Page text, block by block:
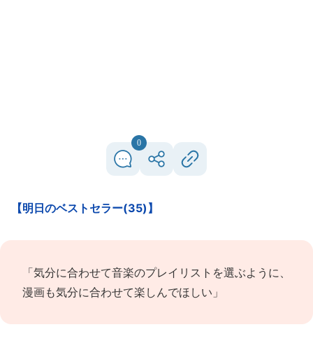
0
【明日のベストセラー(35)】
「気分に合わせて音楽のプレイリストを選ぶように、
漫画も気分に合わせて楽しんでほしい」